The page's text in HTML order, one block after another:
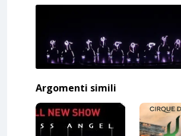
Argomenti simili